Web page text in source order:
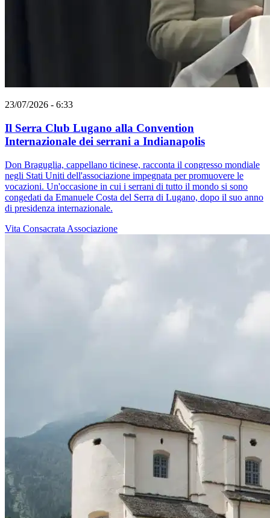
23/07/2026 - 6:33
Il Serra Club Lugano alla Convention
Internazionale dei serrani a Indianapolis
Don Braguglia, cappellano ticinese, racconta il congresso mondiale
negli Stati Uniti dell'associazione impegnata per promuovere le
vocazioni. Un'occasione in cui i serrani di tutto il mondo si sono
congedati da Emanuele Costa del Serra di Lugano, dopo il suo anno
di presidenza internazionale.
Vita Consacrata Associazione